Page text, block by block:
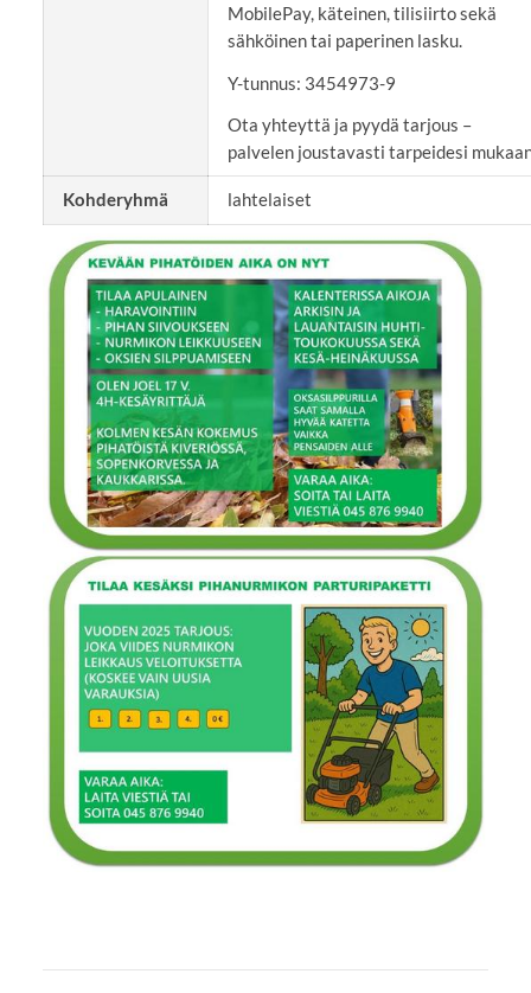
MobilePay, käteinen, tilisiirto sekä
sähköinen tai paperinen lasku.
Y-tunnus: 3454973-9
Ota yhteyttä ja pyydä tarjous –
palvelen joustavasti tarpeidesi
Kohderyhmä lahtelaiset